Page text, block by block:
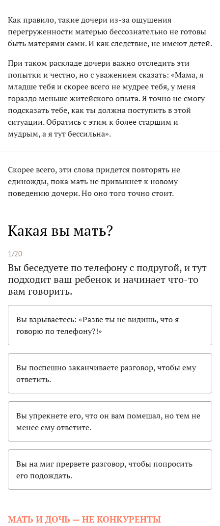
Как правило, такие дочери из-за ощущения
перегруженности матерью бессознательно не готовы
быть матерями сами. И как следствие, не имеют детей.
При таком раскладе дочери важно отследить эти
попытки и честно, но с уважением сказать: «Мама, я
младше тебя и скорее всего не мудрее тебя, у меня
гораздо меньше житейского опыта. Я точно не смогу
подсказать тебе, как ты должна поступить в этой
ситуации. Обратись с этим к более старшим и
мудрым, а я тут бессильна».
Скорее всего, эти слова придется повторять не
единожды, пока мать не привыкнет к новому
поведению дочери. Но оно того точно стоит.
Какая вы мать?
1/20
Вы беседуете по телефону с подругой, и тут
подходит ваш ребенок и начинает что-то
вам говорить.
Вы взрываетесь: «Разве ты не видишь, что я
говорю по телефону?!»
Вы поспешно заканчиваете разговор, чтобы ему
ответить.
Вы упрекнете его, что он вам помешал, но тем не
менее ему ответите.
Вы на миг прервете разговор, чтобы попросить
его подождать.
МАТЬ И ДОЧЬ — НЕ КОНКУРЕНТЫ